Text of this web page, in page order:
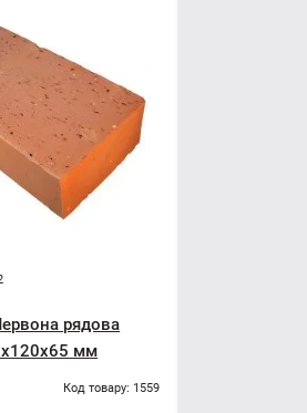
рядова
мм
Код товару: 1559